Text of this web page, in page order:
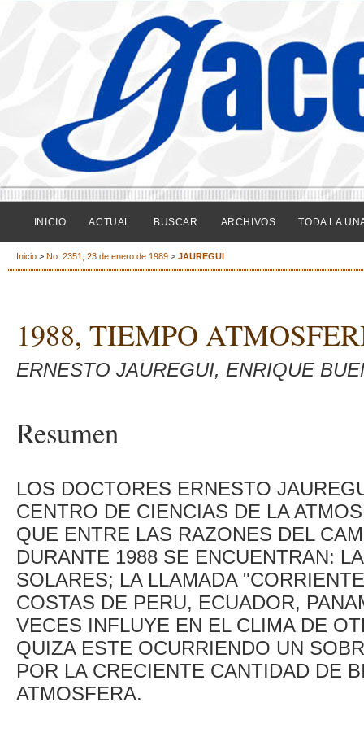
INICIO ACTUAL BUSCAR ARCHIVOS TODA LA
Inicio > No. 2351, 23 de enero de 1989 > JAUREGUI
1988, TIEMPO
ERNESTO JAUREGUI, ENRIQUE
Resumen
LOS DOCTORES ERNESTO
CENTRO DE CIENCIAS DE LA
QUE ENTRE LAS RAZONES DEL
DURANTE 1988 SE ENCUENTRAN:
SOLARES; LA LLAMADA
COSTAS DE PERU, ECUADOR,
VECES INFLUYE EN EL CLIMA DE
QUIZA ESTE OCURRIENDO UN
POR LA CRECIENTE CANTIDAD DE
ATMOSFERA.